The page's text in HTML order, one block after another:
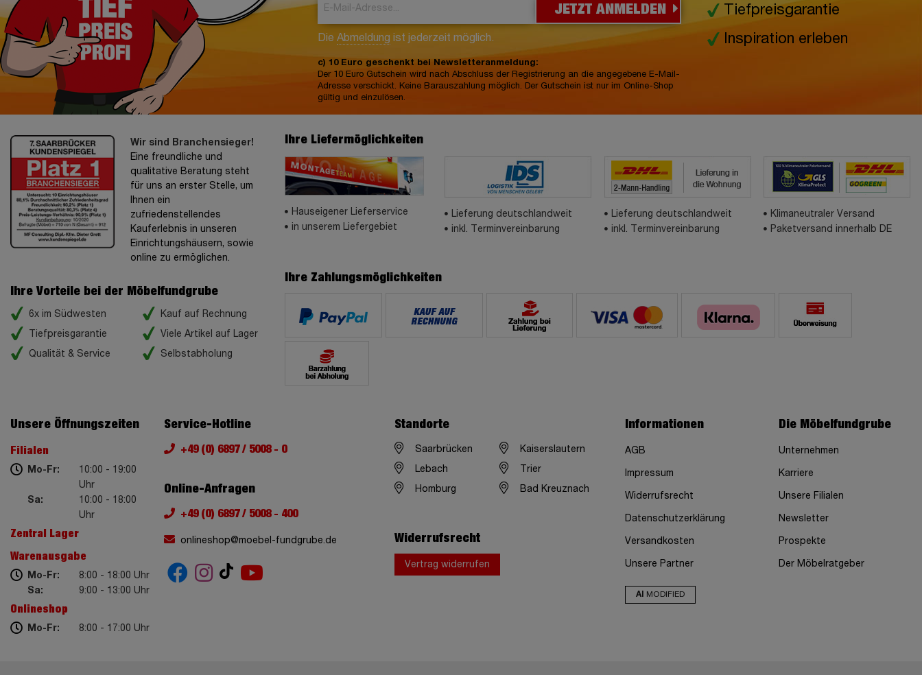
JETZT ANMELDEN
Die Abmeldung ist jederzeit möglich.
c) 10 Euro geschenkt bei Newsletteranmeldung:
Der 10 Euro Gutschein wird nach Abschluss der Registrierung an die angegebene E-Mail-
Adresse verschickt. Keine Barauszahlung möglich. Der Gutschein ist nur im Online-Shop
gültig und einzulösen.
Tiefpreisgarantie
Inspiration erleben
Wir sind Branchensieger!
Eine freundliche und
qualitative Beratung steht
für uns an erster Stelle, um
Ihnen ein
zufriedenstellendes
Kauferlebnis in unseren
Einrichtungshäusern, sowie
online zu ermöglichen.
Ihre Vorteile bei der Möbelfundgrube
6x im Südwesten
Tiefpreisgarantie
Qualität & Service
Kauf auf Rechnung
Viele Artikel auf Lager
Selbstabholung
Ihre Liefermöglichkeiten
Hauseigener Lieferservice
in unserem Liefergebiet
Lieferung deutschlandweit
inkl. Terminvereinbarung
Lieferung deutschlandweit
inkl. Terminvereinbarung
Klimaneutraler Versand
Paketversand innerhalb DE
Ihre Zahlungsmöglichkeiten
Unsere Öffnungszeiten
Filialen
Mo-Fr:
10:00 - 19:00
Uhr
Sa:
10:00 - 18:00
Uhr
Zentral Lager
Warenausgabe
Mo-Fr:
8:00 - 18:00 Uhr
Sa:
9:00 - 13:00 Uhr
Onlineshop
Mo-Fr: 8:00 - 17:00 Uhr
Service-Hotline
+49 (0) 6897 / 5008 - 0
Online-Anfragen
+49 (0) 6897 / 5008 - 400
onlineshop@moebel-fundgrube.de
Standorte
Saarbrücken Kaiserslautern
Lebach Trier
Homburg Bad Kreuznach
Widerrufsrecht
Vertrag widerrufen
Informationen
AGB
Impressum
Widerrufsrecht
Datenschutzerklärung
Versandkosten
Unsere Partner
AI MODIFIED
Die Möbelfundgrube
Unternehmen
Karriere
Unsere Filialen
Newsletter
Prospekte
Der Möbelratgeber